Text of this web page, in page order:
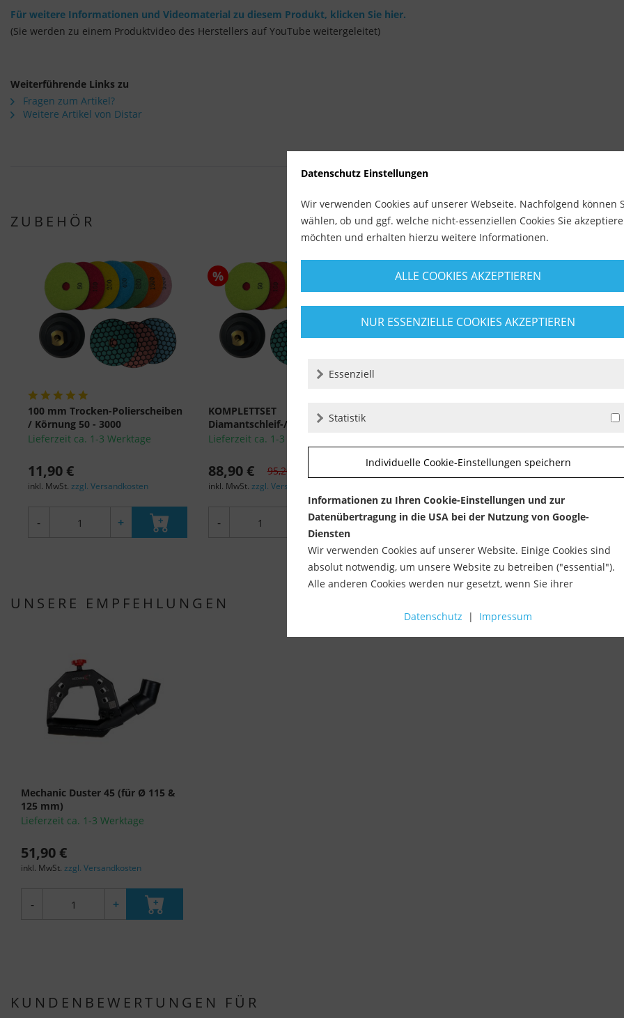
Für weitere Informationen und Videomaterial zu diesem Produkt, klicken Sie hier.
(Sie werden zu einem Produktvideo des Herstellers auf YouTube weitergeleitet)
Weiterführende Links zu
Fragen zum Artikel?
Weitere Artikel von Distar
ZUBEHÖR
100 mm Trocken-Polierscheiben
/ Körnung 50 - 3000
Lieferzeit ca. 1-3 Werktage
11,90 €
inkl. MwSt. zzgl. Versandkosten
- +
%
KOMPLETTSET
Diamantschleif-/Polierscheiben...
Lieferzeit ca. 1-3 Werktage
88,90 € 95,20 €
inkl. MwSt. zzgl. Versandkosten
-
23,49 €
- +
Mechanic
Lieferzeit
82,90 €
-
UNSERE EMPFEHLUNGEN
Mechanic Duster 45 (für Ø 115 &
125 mm)
Lieferzeit ca. 1-3 Werktage
51,90 €
inkl. MwSt. zzgl. Versandkosten
- +
KUNDENBEWERTUNGEN FÜR
Datenschutz Einstellungen
Wir verwenden Cookies auf unserer Webseite. Nachfolgend können
wählen, ob und ggf. welche nicht-essenziellen Cookies Sie
möchten und erhalten hierzu weitere Informationen.
ALLE COOKIES AKZEPTIEREN
NUR ESSENZIELLE COOKIES AKZEPTIEREN
Essenziell
Statistik
Individuelle Cookie-Einstellungen speichern
Informationen zu Ihren Cookie-Einstellungen und zur
Datenübertragung in die USA bei der Nutzung von Google-
Diensten
Wir verwenden Cookies auf unserer Website. Einige Cookies sind
absolut notwendig, um unsere Website zu betreiben ("essential").
Alle anderen Cookies werden nur gesetzt, wenn Sie ihrer
Datenschutz | Impressum